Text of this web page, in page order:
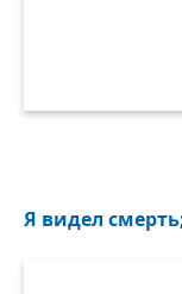
И как
А жизнь
Я видел